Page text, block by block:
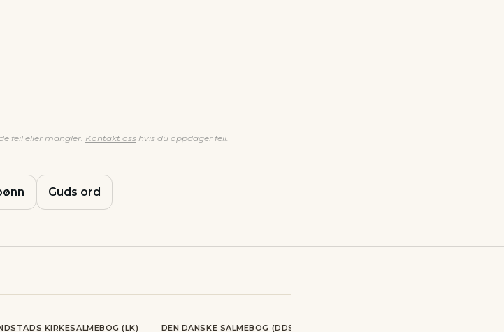
feil eller mangler. Kontakt oss hvis du oppdager feil.
Guds ord
KIRKESALMEBOG (LK) DEN DANSKE SALMEBOG (DDS)